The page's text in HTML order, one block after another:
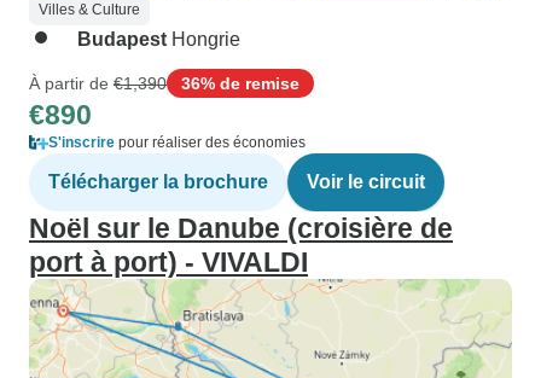
Villes & Culture
Budapest Hongrie
À partir de €1,390 36% de remise
€890
S'inscrire pour réaliser des économies
Télécharger la brochure Voir le circuit
Noël sur le Danube (croisière de
port à port) - VIVALDI